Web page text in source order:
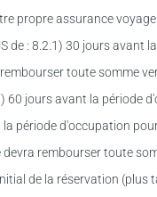
propre assurance
de : 8.2.1) 30 jours avant
toute somme
60 jours avant la période
période d'occupation
rembourser toute
de la réservation (plus